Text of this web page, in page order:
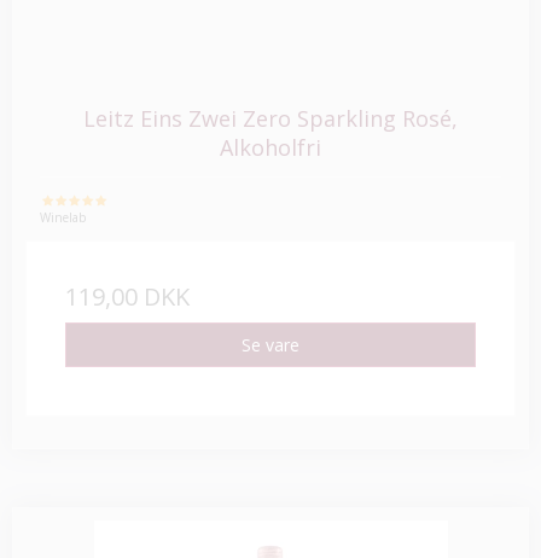
Leitz Eins Zwei Zero Sparkling Rosé,
Alkoholfri
Winelab
119,00 DKK
Se vare